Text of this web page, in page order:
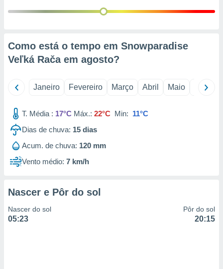
criar
da
o
dos
os
de
e melhorar
dados
Como está o tempo em Snowparadise
Veľká Rača em agosto?
Janeiro Fevereiro Março Abril Maio Junho
T. Média : 17°C Máx.: 22°C Min: 11°C
Dias de chuva: 15 dias
Acum. de chuva: 120 mm
Vento médio: 7 km/h
Nascer e Pôr do sol
Nascer do sol
05:23
Pôr do sol
20:15